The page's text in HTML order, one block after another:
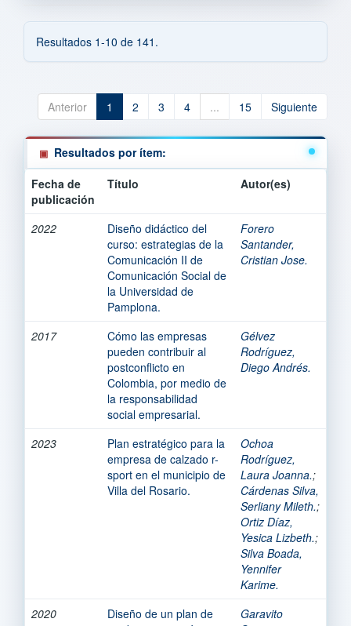
Resultados 1-10 de 141.
Anterior 1 2 3 4 ... 15 Siguiente
Resultados por ítem:
Fecha de
publicación
Título Autor(es)
2022
Diseño didáctico del
curso: estrategias de la
Comunicación II de
Comunicación Social de
la Universidad de
Pamplona.
Forero
Santander,
Cristian Jose.
2017
Cómo las empresas
pueden contribuir al
postconflicto en
Colombia, por medio de
la responsabilidad
social empresarial.
Gélvez
Rodríguez,
Diego Andrés.
2023
Plan estratégico para la
empresa de calzado r-
sport en el municipio de
Villa del Rosario.
Ochoa
Rodríguez,
Laura Joanna.;
Cárdenas Silva,
Serliany Mileth.;
Ortiz Díaz,
Yesica Lizbeth.;
Silva Boada,
Yennifer
Karime.
2020
Diseño de un plan de
Garavito